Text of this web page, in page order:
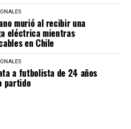
murió al recibir una
eléctrica mientras
en Chile
a futbolista de 24 años
partido